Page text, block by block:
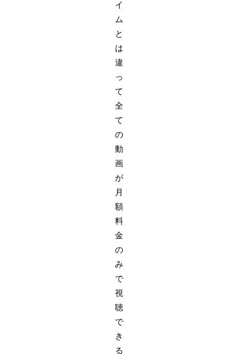
イ
ム
と
は
違
っ
て
全
て
の
動
画
が
月
額
料
金
の
み
で
視
聴
で
き
る